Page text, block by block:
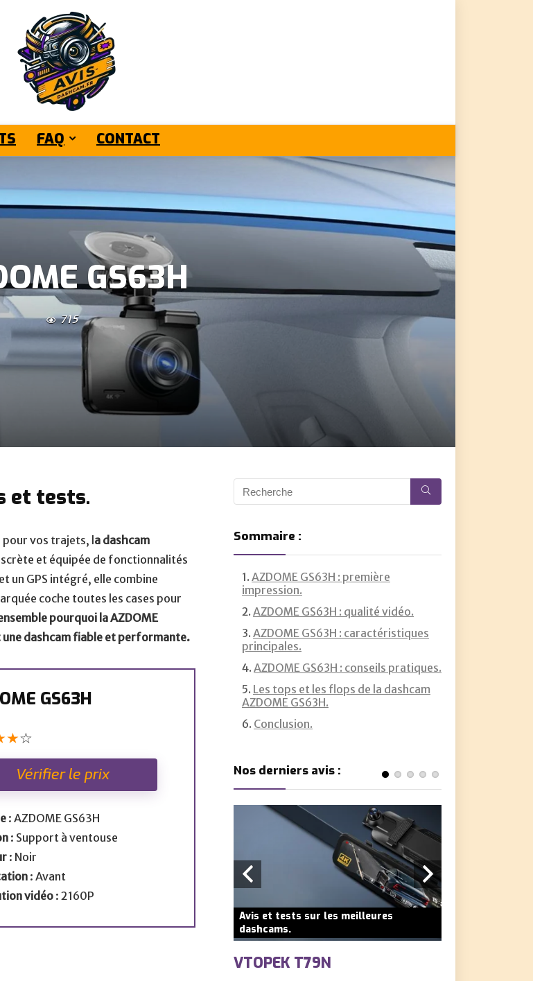
FAQ CONTACT
GS63H
715
et tests.
vos trajets, l a dashcam
et équipée de fonctionnalités
un GPS intégré, elle combine
coche toutes les cases pour
pourquoi la AZDOME
une dashcam fiable et performante.
GS63H
★☆
Vérifier le prix
: AZDOME GS63H
: Support à ventouse
: Noir
: Avant
vidéo: 2160P
Sommaire :
AZDOME GS63H : première
impression.
AZDOME GS63H : qualité vidéo.
AZDOME GS63H : caractéristiques
principales.
AZDOME GS63H : conseils pratiques.
Les tops et les flops de la dashcam
AZDOME GS63H.
Conclusion.
Nos derniers avis :
dashcams.
Avis et tests sur les meilleures
dashcams.
VTOPEK T79N